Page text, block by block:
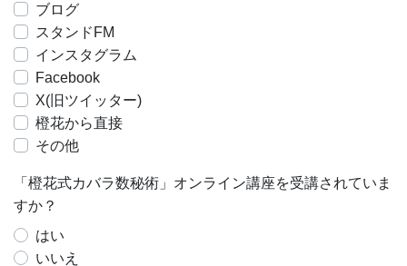
ブログ
スタンドFM
インスタグラム
Facebook
X(旧ツイッター)
橙花から直接
その他
「橙花式カバラ数秘術」オンライン講座を受講されていま
すか？
はい
いいえ